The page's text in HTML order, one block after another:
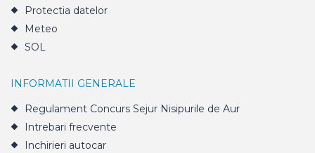
Protectia datelor
Meteo
SOL
INFORMATII GENERALE
Regulament Concurs Sejur Nisipurile de Aur
Intrebari frecvente
Inchirieri autocar